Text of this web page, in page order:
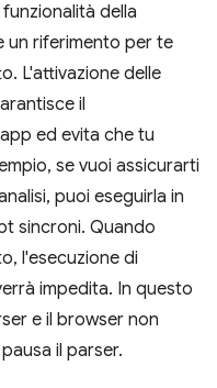
della
un riferimento per te
L'attivazione delle
il
ed evita che tu
se vuoi assicurarti
puoi eseguirla in
sincroni. Quando
l'esecuzione di
impedita. In questo
e il browser non
il parser.